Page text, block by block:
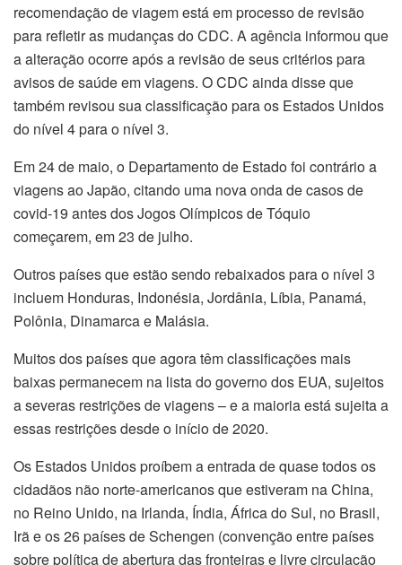
recomendação de viagem está em processo de revisão
para refletir as mudanças do CDC. A agência informou que
a alteração ocorre após a revisão de seus critérios para
avisos de saúde em viagens. O CDC ainda disse que
também revisou sua classificação para os Estados Unidos
do nível 4 para o nível 3.
Em 24 de maio, o Departamento de Estado foi contrário a
viagens ao Japão, citando uma nova onda de casos de
covid-19 antes dos Jogos Olímpicos de Tóquio
começarem, em 23 de julho.
Outros países que estão sendo rebaixados para o nível 3
incluem Honduras, Indonésia, Jordânia, Líbia, Panamá,
Polônia, Dinamarca e Malásia.
Muitos dos países que agora têm classificações mais
baixas permanecem na lista do governo dos EUA, sujeitos
a severas restrições de viagens – e a maioria está sujeita a
essas restrições desde o início de 2020.
Os Estados Unidos proíbem a entrada de quase todos os
cidadãos não norte-americanos que estiveram na China,
no Reino Unido, na Irlanda, Índia, África do Sul, no Brasil,
Irã e os 26 países de Schengen (convenção entre países
sobre política de abertura das fronteiras e livre circulação